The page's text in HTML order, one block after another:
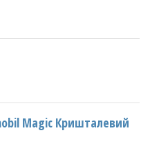
Magic Кришталевий